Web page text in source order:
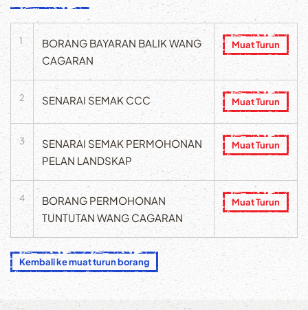
1
BORANG BAYARAN BALIK WANG
CAGARAN
Muat Turun
2 SENARAI SEMAK CCC Muat Turun
3
SENARAI SEMAK PERMOHONAN
PELAN LANDSKAP
Muat Turun
4
BORANG PERMOHONAN
TUNTUTAN WANG CAGARAN
Muat Turun
Kembali ke muat turun borang